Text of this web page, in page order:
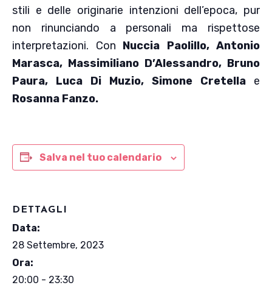
stili e delle originarie intenzioni dell’epoca, pur
non rinunciando a personali ma rispettose
interpretazioni. Con Nuccia Paolillo, Antonio
Marasca, Massimiliano D’Alessandro, Bruno
Paura, Luca Di Muzio, Simone Cretella e
Rosanna Fanzo.
Salva nel tuo calendario
DETTAGLI
Data:
28 Settembre, 2023
Ora:
20:00 - 23:30